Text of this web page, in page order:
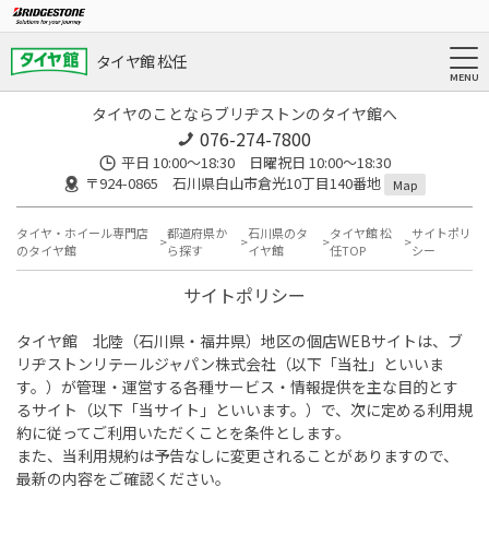
タイヤ館 松任
タイヤのことならブリヂストンのタイヤ館へ
076-274-7800
平日 10:00～18:30 日曜祝日 10:00～18:30
〒924-0865 石川県白山市倉光10丁目140番地
Map
タイヤ・ホイール専門店
のタイヤ館
都道府県か
ら探す
石川県のタ
イヤ館
タイヤ館 松
任TOP
サイトポリ
シー
サイトポリシー
タイヤ館 北陸（石川県・福井県）地区の個店WEBサイトは、ブ
リヂストンリテールジャパン株式会社（以下「当社」といいま
す。）が管理・運営する各種サービス・情報提供を主な目的とす
るサイト（以下「当サイト」といいます。）で、次に定める利用規
約に従ってご利用いただくことを条件とします。
また、当利用規約は予告なしに変更されることがありますので、
最新の内容をご確認ください。